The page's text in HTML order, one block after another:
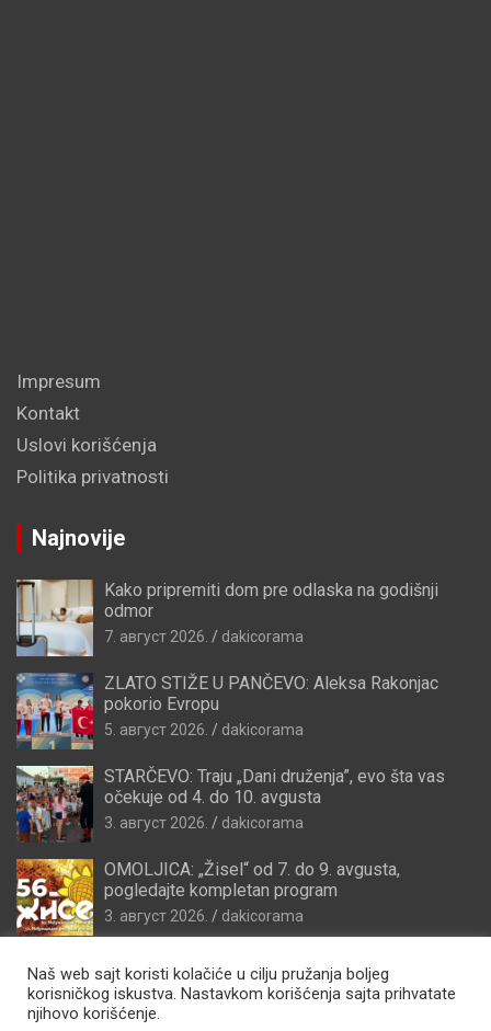
Impresum
Kontakt
Uslovi korišćenja
Politika privatnosti
Najnovije
Kako pripremiti dom pre odlaska na godišnji
odmor
7. август 2026. dakicorama
ZLATO STIŽE U PANČEVO: Aleksa Rakonjac
pokorio Evropu
5. август 2026. dakicorama
STARČEVO: Traju „Dani druženja”, evo šta vas
očekuje od 4. do 10. avgusta
3. август 2026. dakicorama
OMOLJICA: „Žisel“ od 7. do 9. avgusta,
pogledajte kompletan program
3. август 2026. dakicorama
Naš web sajt koristi kolačiće u cilju pružanja boljeg
korisničkog iskustva. Nastavkom korišćenja sajta prihvatate
njihovo korišćenje.